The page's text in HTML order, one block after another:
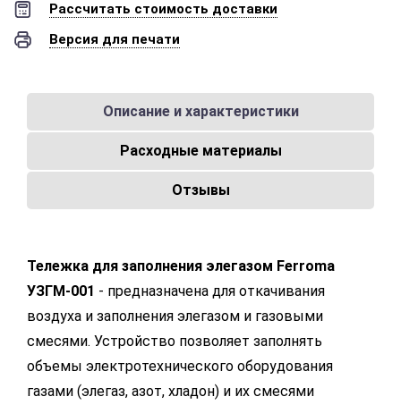
Рассчитать стоимость доставки
Версия для печати
Описание и характеристики
Расходные материалы
Отзывы
Тележка для заполнения элегазом Ferroma
УЗГМ-001 - предназначена для откачивания
воздуха и заполнения элегазом и газовыми
смесями. Устройство позволяет заполнять
объемы электротехнического оборудования
газами (элегаз, азот, хладон) и их смесями